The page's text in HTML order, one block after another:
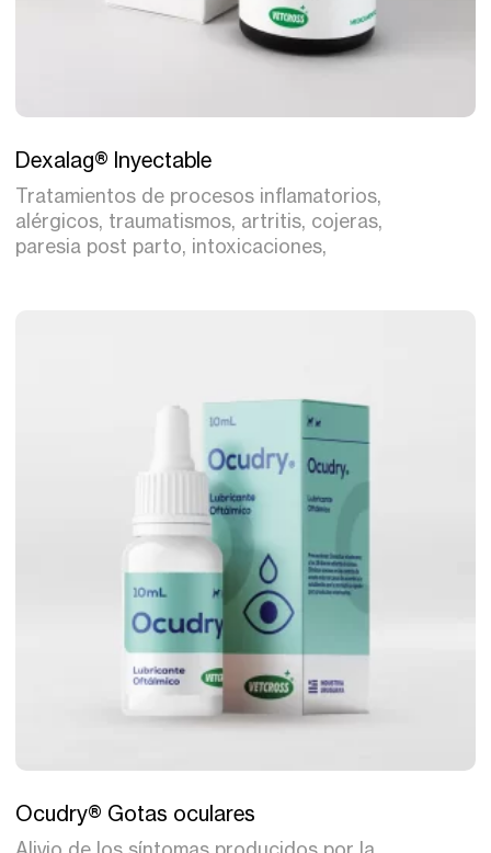
Tratamiento
Dexalag® Inyectable
Tratamientos de procesos inflamatorios,
alérgicos, traumatismos, artritis, cojeras,
paresia post parto, intoxicaciones,
Tratamiento
Ocudry® Gotas oculares